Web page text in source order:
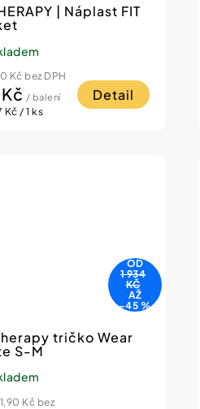
| Náplast FIT
Kč bez DPH
/ balení
Kč / 1 ks
Detail
OD
1 934
KČ
AŽ
–45 %
tričko Wear
S-M
Kč bez